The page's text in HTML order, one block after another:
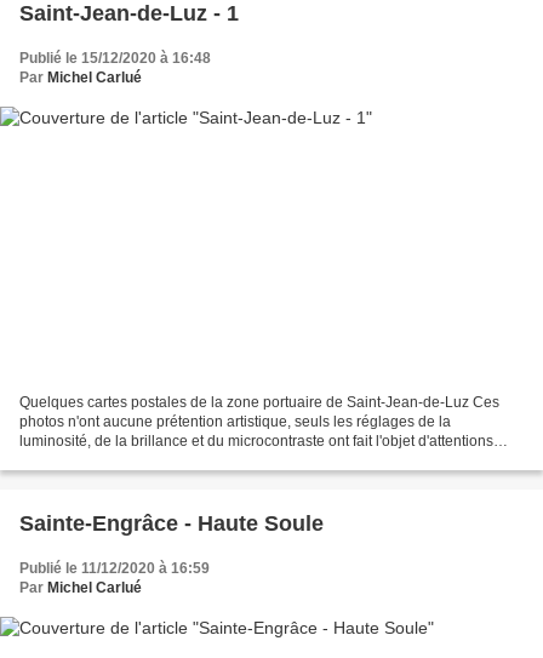
Saint-Jean-de-Luz - 1
Publié le 15/12/2020 à 16:48
Par Michel Carlué
Quelques cartes postales de la zone portuaire de Saint-Jean-de-Luz Ces
photos n'ont aucune prétention artistique, seuls les réglages de la
luminosité, de la brillance et du microcontraste ont fait l'objet d'attentions
Sainte-Engrâce - Haute Soule
Publié le 11/12/2020 à 16:59
Par Michel Carlué